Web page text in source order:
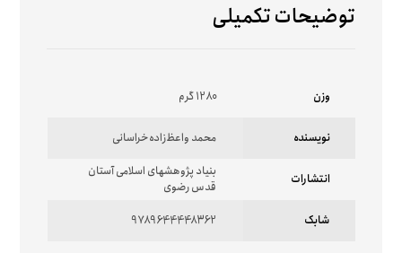
توضیحات تکمیلی
وزن 1280 گرم
نویسنده محمد واعظ‌زاده‌خراسانی
انتشارات
بنیاد پژوهشهای اسلامی آستان
قدس رضوی
شابک
9789644448362